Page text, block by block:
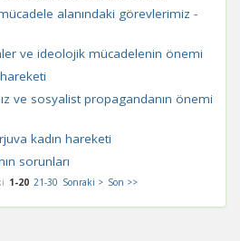
alanındaki görevlerimiz -
ve ideolojik mücadelenin önemi
ve sosyalist propagandanın önemi
kadın hareketi
sorunları
1-20 21-30 Sonraki > Son >>